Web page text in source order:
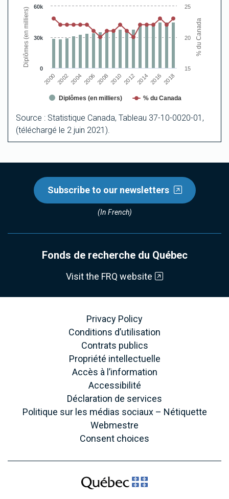
Chart
Combination chart with 2 data series.
The chart has 1 X axis displaying categories.
The chart has 2 Y axes displaying Diplômes (en milliers)
Diplômes (en milliers) % du Canada
Diplômes (en milliers) % du Canada
2000 20022004 2006 2008 2010 20122014 2016 2018
0
30k
60k
15
20
25
End of interactive chart.
Source : Statistique Canada, Tableau 37-10-0020-01,
(téléchargé le 2 juin 2021).
Subscribe to our newsletters
(In French)
Fonds de recherche du Québec
Visit the FRQ website
Privacy Policy
Conditions d’utilisation
Contrats publics
Propriété intellectuelle
Accès à l’information
Accessibilité
Déclaration de services
Politique sur les médias sociaux – Nétiquette
Webmestre
Consent choices